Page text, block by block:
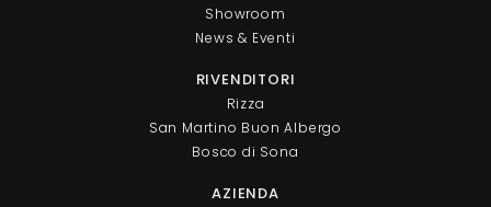
Showroom
News & Eventi
RIVENDITORI
Rizza
San Martino Buon Albergo
Bosco di Sona
AZIENDA